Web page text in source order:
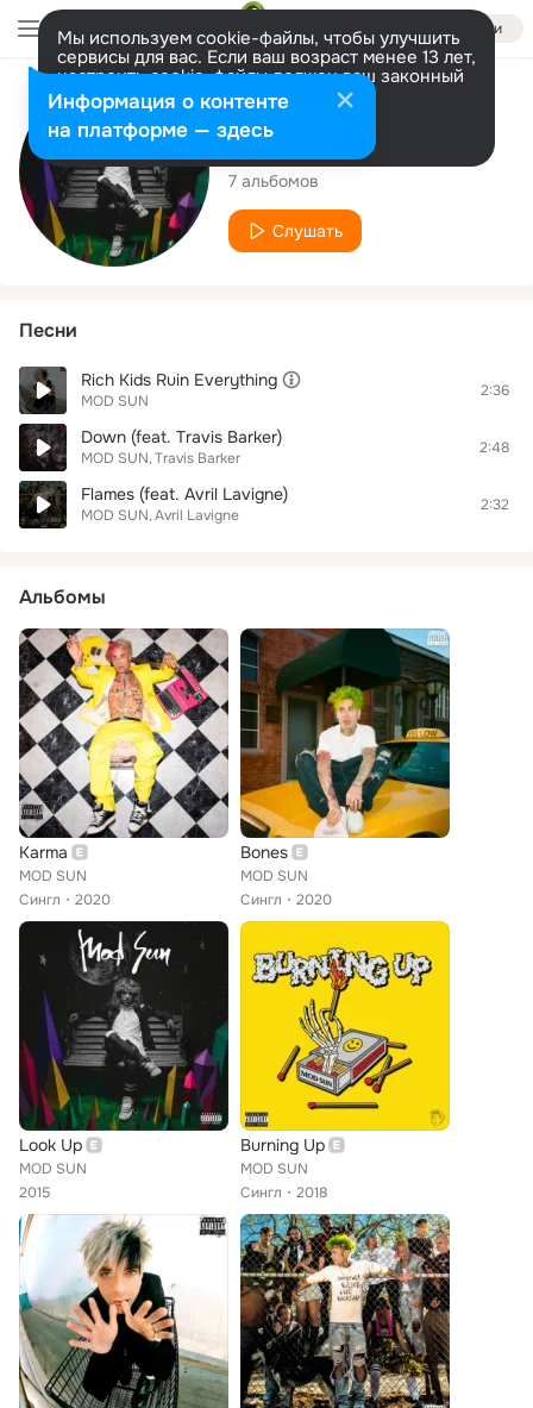
Войти
Мы используем cookie-файлы, чтобы улучшить
сервисы для вас. Если ваш возраст менее 13 лет,
настроить cookie-файлы должен ваш законный
представитель. Больше информации
Разрешить все Настроить
Исполнитель
MOD SUN
7 альбомов
Слушать
Песни
Rich Kids Ruin Everything
MOD SUN
2:36
Down (feat. Travis Barker)
MOD SUN Travis Barker
2:48
Flames (feat. Avril Lavigne)
MOD SUN Avril Lavigne
2:32
Альбомы
Karma
MOD SUN
Сингл
2020
Bones
MOD SUN
Сингл
2020
Look Up
MOD SUN
2015
Burning Up
MOD SUN
Сингл
2018
Информация о контенте
на платформе — здесь